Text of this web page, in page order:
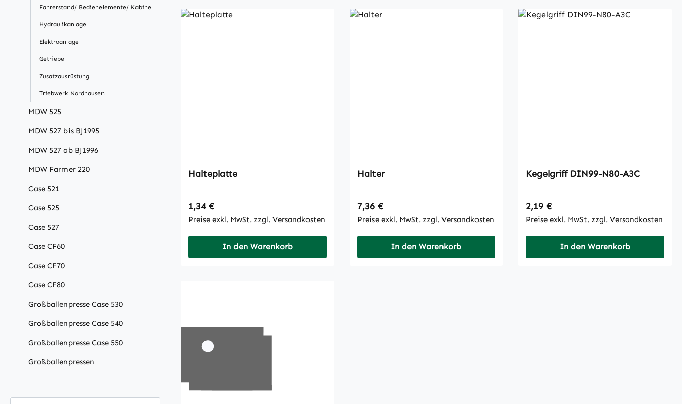
Fahrerstand/ Bedienelemente/ Kabine
Hydraulikanlage
Elektroanlage
Getriebe
Zusatzausrüstung
Triebwerk Nordhausen
MDW 525
MDW 527 bis BJ1995
MDW 527 ab BJ1996
MDW Farmer 220
Case 521
Case 525
Case 527
Case CF60
Case CF70
Case CF80
Großballenpresse Case 530
Großballenpresse Case 540
Großballenpresse Case 550
Großballenpressen
Halteplatte
Regulärer Preis:
1,34 €
Preise exkl. MwSt. zzgl. Versandkosten
In den Warenkorb
Halter
Regulärer Preis:
7,36 €
Preise exkl. MwSt. zzgl. Versandkosten
In den Warenkorb
Kegelgriff DIN99-N80-A3C
Regulärer Preis:
2,19 €
Preise exkl. MwSt. zzgl. Versandkosten
In den Warenkorb